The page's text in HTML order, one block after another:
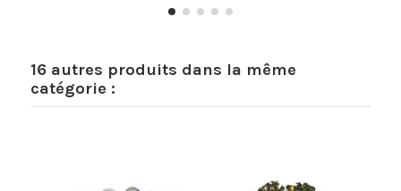
16 autres produits dans la même
catégorie :